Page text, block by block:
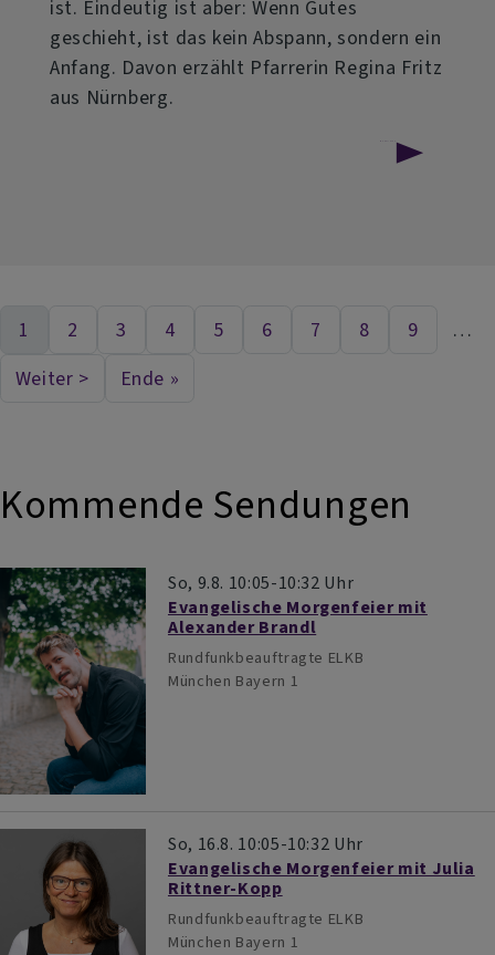
ist. Eindeutig ist aber: Wenn Gutes
geschieht, ist das kein Abspann, sondern ein
Anfang. Davon erzählt Pfarrerin Regina Fritz
aus Nürnberg.
Aktuelle Seite
1 Seite
2 Seite
3 Seite
4 Seite
5 Seite
6 Seite
7 Seite
8 Seite
9 …
Nächste Seite
Weiter > Last page
Ende »
Kommende Sendungen
So, 9.8. 10:05-10:32 Uhr
Evangelische Morgenfeier mit
Alexander Brandl
Rundfunkbeauftragte ELKB
München Bayern 1
So, 16.8. 10:05-10:32 Uhr
Evangelische Morgenfeier mit Julia
Rittner-Kopp
Rundfunkbeauftragte ELKB
München Bayern 1